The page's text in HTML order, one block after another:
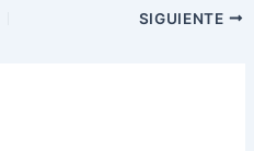
SIGUIENTE